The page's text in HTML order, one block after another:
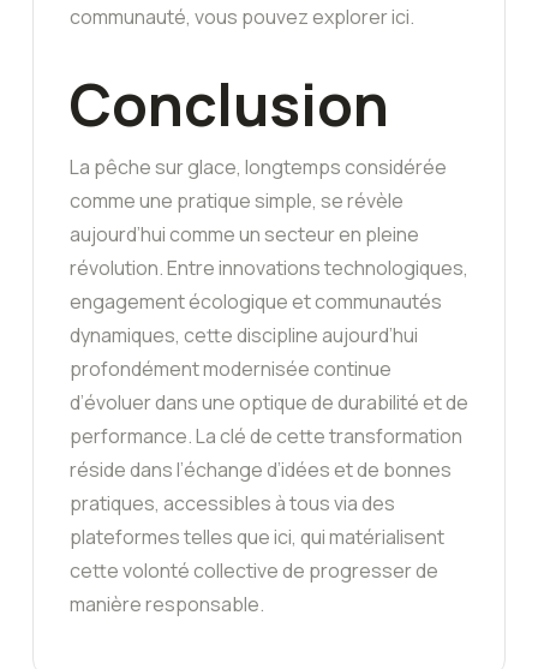
communauté, vous pouvez explorer ici.
Conclusion
La pêche sur glace, longtemps considérée
comme une pratique simple, se révèle
aujourd’hui comme un secteur en pleine
révolution. Entre innovations technologiques,
engagement écologique et communautés
dynamiques, cette discipline aujourd’hui
profondément modernisée continue
d’évoluer dans une optique de durabilité et de
performance. La clé de cette transformation
réside dans l’échange d’idées et de bonnes
pratiques, accessibles à tous via des
plateformes telles que ici, qui matérialisent
cette volonté collective de progresser de
manière responsable.